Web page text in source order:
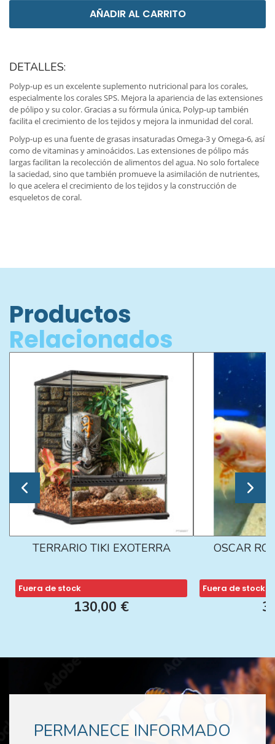
AÑADIR AL CARRITO
DETALLES:
Polyp-up es un excelente suplemento nutricional para los corales,
especialmente los corales SPS. Mejora la apariencia de las extensiones
de pólipo y su color. Gracias a su fórmula única, Polyp-up también
facilita el crecimiento de los tejidos y mejora la inmunidad del coral.
Polyp-up es una fuente de grasas insaturadas Omega-3 y Omega-6, así
como de vitaminas y aminoácidos. Las extensiones de pólipo más
largas facilitan la recolección de alimentos del agua. No solo fortalece
la saciedad, sino que también promueve la asimilación de nutrientes,
lo que acelera el crecimiento de los tejidos y la construcción de
esqueletos de coral.
Productos
Relacionados
TERRARIO TIKI EXOTERRA
Fuera de stock
130,00 €
OSCAR
Fuera de stock
PERMANECE INFORMADO